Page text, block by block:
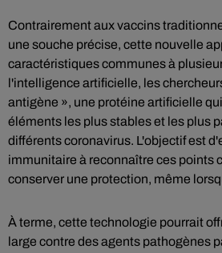
Contrairement aux vaccins
une souche précise, cette nouvelle
caractéristiques communes à
l'intelligence artificielle, les
antigène », une protéine artificielle
éléments les plus stables et les plus
différents coronavirus. L'objectif est
immunitaire à reconnaître ces points
conserver une protection, même
À terme, cette technologie pourrait
large contre des agents pathogènes